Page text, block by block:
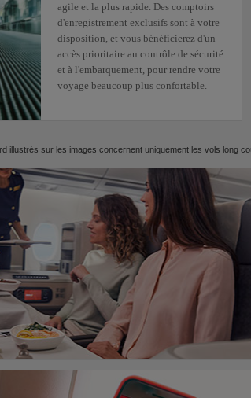
agile et la plus rapide. Des comptoirs
d'enregistrement exclusifs sont à votre
disposition, et vous bénéficierez d'un
accès prioritaire au contrôle de sécurité
et à l'embarquement, pour rendre votre
voyage beaucoup plus confortable.
illustrés sur les images concernent uniquement les vols long